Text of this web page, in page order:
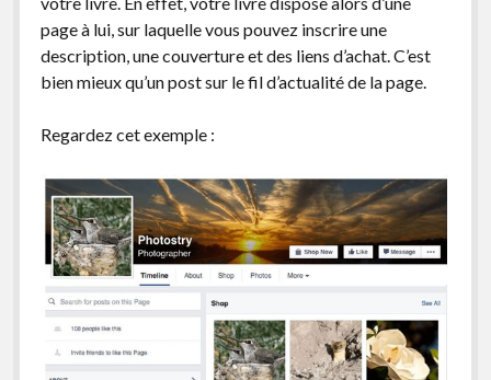
page à lui, sur laquelle vous pouvez inscrire une
description, une couverture et des liens d’achat. C’est
bien mieux qu’un post sur le fil d’actualité de la page.
Regardez cet exemple :